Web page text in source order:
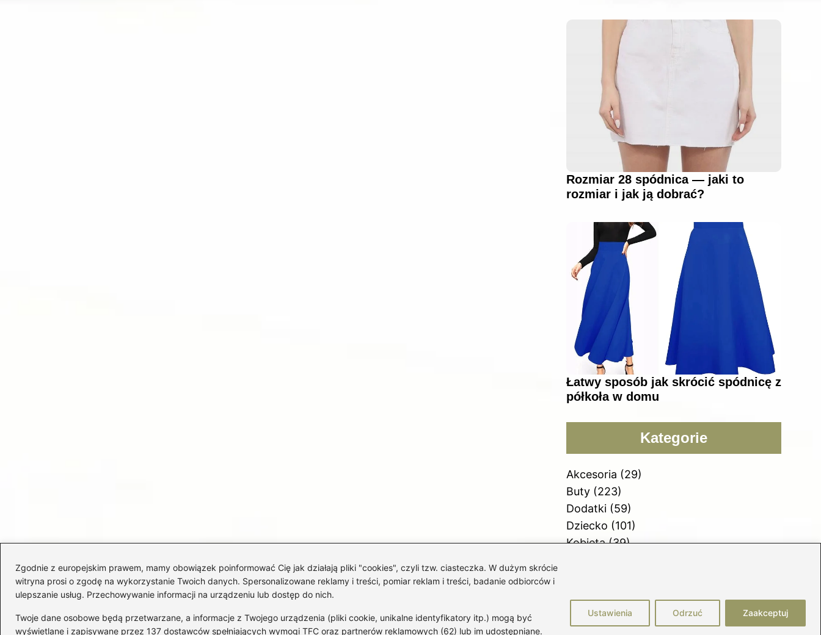
Zgodnie z europejskim prawem, mamy obowiązek poinformować Cię jak działają pliki "cookies", czyli tzw. ciasteczka. W dużym skrócie
witryna prosi o zgodę na wykorzystanie Twoich danych. Spersonalizowane reklamy i treści, pomiar reklam i treści, badanie odbiorców i
ulepszanie usług. Przechowywanie informacji na urządzeniu lub dostęp do nich.
Twoje dane osobowe będą przetwarzane, a informacje z Twojego urządzenia (pliki cookie, unikalne identyfikatory itp.) mogą być
wyświetlane i zapisywane przez 137 dostawców spełniających wymogi TFC oraz partnerów reklamowych (62) lub im udostępniane.
Ustawienia Odrzuć Zaakceptuj
Rozmiar 28 spódnica — jaki to
rozmiar i jak ją dobrać?
Łatwy sposób jak skrócić spódnicę z
półkoła w domu
Kategorie
Akcesoria (29)
Buty(223)
Dodatki(59)
Dziecko (101)
Kobieta(39)